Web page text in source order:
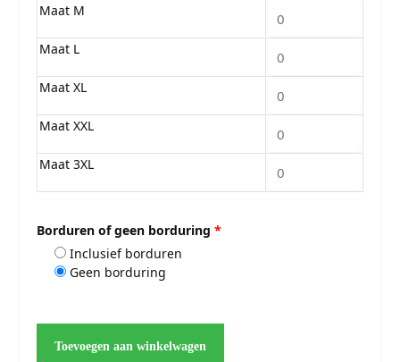
Maat M
Maat L
Maat XL
Maat XXL
Maat 3XL
Borduren of geen borduring *
Inclusief borduren
Geen borduring
Toevoegen aan winkelwagen